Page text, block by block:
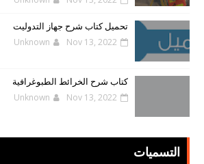
تحميل كتاب شرح جهاز التدوليت
Unknown Nov 13, 2022
كتاب شرح الخرائط الطبوغرافية
Unknown Nov 13, 2022
التسميات